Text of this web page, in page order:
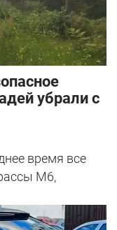
убрали с
время все
М6,